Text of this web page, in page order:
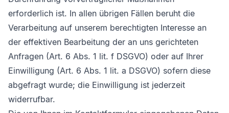
erforderlich ist. In allen übrigen Fällen beruht die
Verarbeitung auf unserem berechtigten Interesse an
der effektiven Bearbeitung der an uns gerichteten
Anfragen (Art. 6 Abs. 1 lit. f DSGVO) oder auf Ihrer
Einwilligung (Art. 6 Abs. 1 lit. a DSGVO) sofern diese
abgefragt wurde; die Einwilligung ist jederzeit
widerrufbar.